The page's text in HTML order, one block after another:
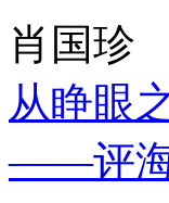
肖国珍
从睁眼
——评海